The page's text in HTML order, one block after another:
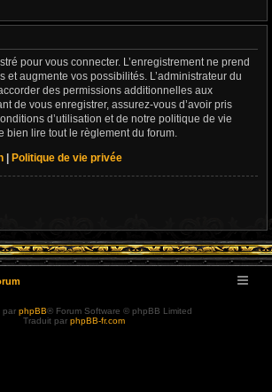
pour vous connecter. L’enregistrement ne prend
et augmente vos possibilités. L’administrateur du
des permissions additionnelles aux
de vous enregistrer, assurez-vous d’avoir pris
d’utilisation et de notre politique de vie
bien lire tout le règlement du forum.
| Politique de vie privée
par phpBB® Forum Software © phpBB Limited
Traduit par phpBB-fr.com